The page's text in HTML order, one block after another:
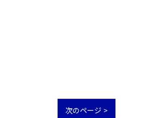
次のページ >